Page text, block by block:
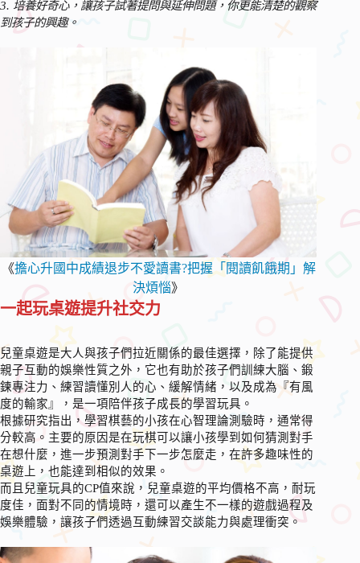
3. 培養好奇心，讓孩子試著提問與延伸問題，你更能清楚的觀察
到孩子的興趣。
《擔心升國中成績退步不愛讀書?把握「閱讀飢餓期」解
決煩惱》
一起玩桌遊提升社交力
兒童桌遊是大人與孩子們拉近關係的最佳選擇，除了能提供
親子互動的娛樂性質之外，它也有助於孩子們訓練大腦、鍛
鍊專注力、練習讀懂別人的心、緩解情緒，以及成為『有風
度的輸家』，是一項陪伴孩子成長的學習玩具。
根據研究指出，學習棋藝的小孩在心智理論測驗時，通常得
分較高。主要的原因是在玩棋可以讓小孩學到如何猜測對手
在想什麼，進一步預測對手下一步怎麼走，在許多趣味性的
桌遊上，也能達到相似的效果。
而且兒童玩具的CP值來說，兒童桌遊的平均價格不高，耐玩
度佳，面對不同的情境時，還可以產生不一樣的遊戲過程及
娛樂體驗，讓孩子們透過互動練習交談能力與處理衝突。